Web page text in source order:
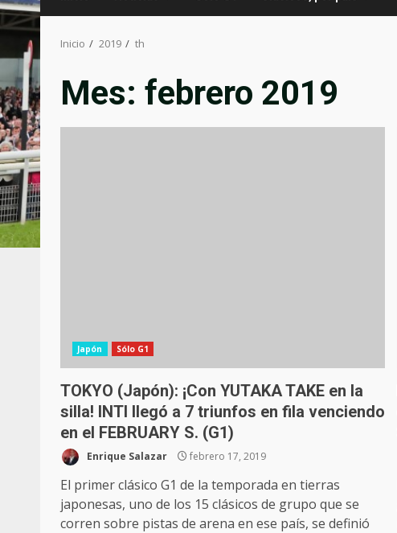
Inicio 2019 th
Mes: febrero 2019
Japón Sólo G1
TOKYO (Japón): ¡Con YUTAKA TAKE en la
silla! INTI llegó a 7 triunfos en fila venciendo
en el FEBRUARY S. (G1)
Enrique Salazar febrero 17, 2019
El primer clásico G1 de la temporada en tierras
japonesas, uno de los 15 clásicos de grupo que se
corren sobre pistas de arena en ese país, se definió